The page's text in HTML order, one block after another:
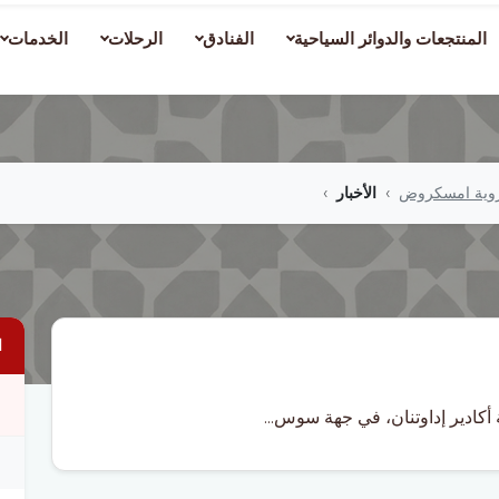
المنتجعات والدوائر السياحية الفنادق الرحلات الخدمات
امسكروض الأخبار
إداوتنان، في جهة سوس...